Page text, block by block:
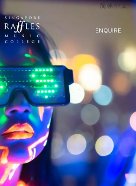
简体中文
ENQUIRE